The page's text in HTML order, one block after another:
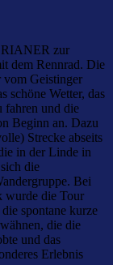
zur
dem Rennrad. Die
vom Geistinger
schöne Wetter, das
fahren und die
Beginn an. Dazu
Strecke abseits
in der Linde in
die
Bei
wurde die Tour
spontane kurze
die die
und das
Erlebnis